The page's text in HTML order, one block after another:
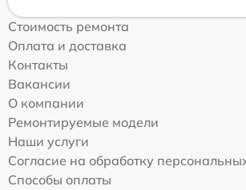
Стоимость ремонта
Оплата и доставка
Контакты
Вакансии
О компании
Ремонтируемые модели
Наши услуги
Согласие на обработку
Способы оплаты